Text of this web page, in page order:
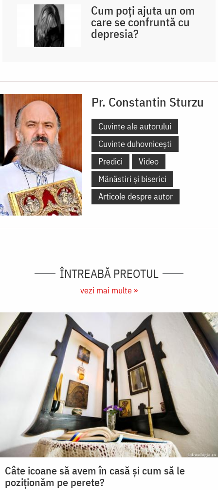
Cum poți ajuta un om
care se confruntă cu
depresia?
Pr. Constantin Sturzu
Cuvinte ale autorului
Cuvinte duhovnicești
Predici
Video
Mănăstiri și biserici
Articole despre autor
ÎNTREABĂ PREOTUL
vezi mai multe »
Câte icoane să avem în casă și cum să le
poziționăm pe perete?